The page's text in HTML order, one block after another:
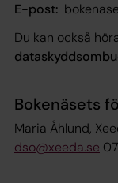
E-post:
Du kan också
Bokenäsets
Maria Åhlund,
dso@xeeda.se